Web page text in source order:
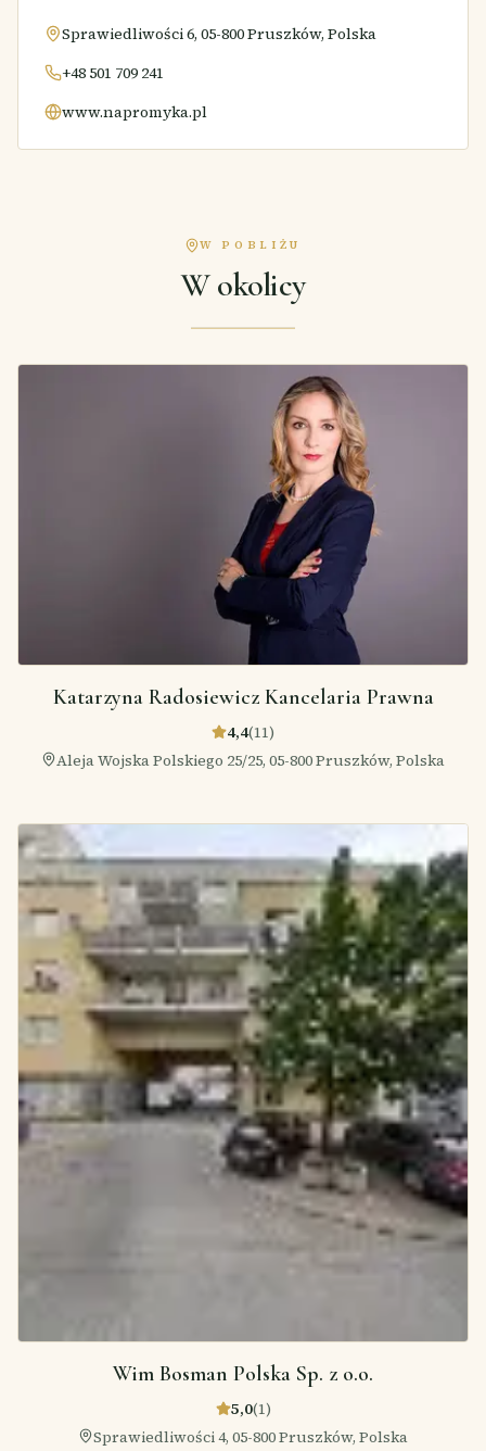
Sprawiedliwości 6, 05-800 Pruszków, Polska
+48 501 709 241
www.napromyka.pl
W POBLIŻU
W okolicy
Katarzyna Radosiewicz Kancelaria Prawna
4,4(11)
Aleja Wojska Polskiego 25/25, 05-800 Pruszków, Polska
Wim Bosman Polska Sp. z o.o.
5,0(1)
Sprawiedliwości 4, 05-800 Pruszków, Polska